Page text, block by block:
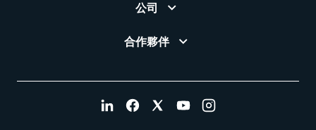
公司
合作夥伴